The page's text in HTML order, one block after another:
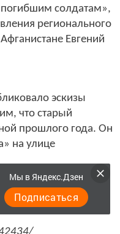
погибшим солдатам»,
регионального
Евгений
эскизы
что старый
прошлого года. Он
на улице
Мы в Яндекс.Дзен
Подписаться